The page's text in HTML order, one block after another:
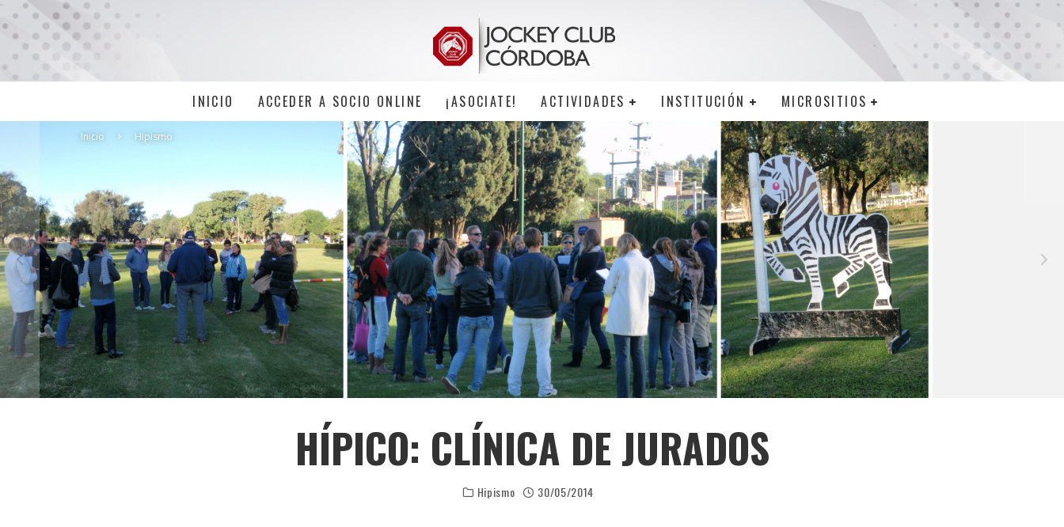
INICIO ACCEDER A SOCIO ONLINE ¡ASOCIATE! ACTIVIDADES INSTITUCIÓN MICROSITIOS
Inicio Hipismo
HÍPICO: CLÍNICA DE JURADOS
Hipismo 30/05/2014